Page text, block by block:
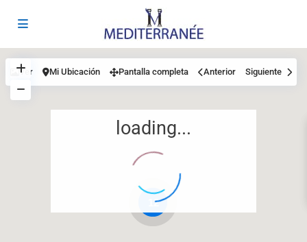
12
loading...
Ver Mi Ubicación Pantalla completa Anterior Siguiente